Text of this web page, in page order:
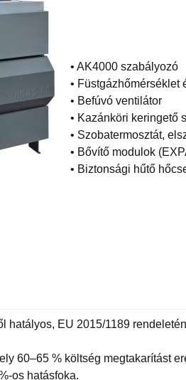
• AK4000 szabályozó
• Füstgázhőmérséklet
• Befúvó ventilátor
• Kazánköri keringető
• Szobatermosztát,
• Bővítő modulok
• Biztonsági hűtő
hatályos, EU 2015/1189
60–65 % költség megtakarítást
os hatásfoka.